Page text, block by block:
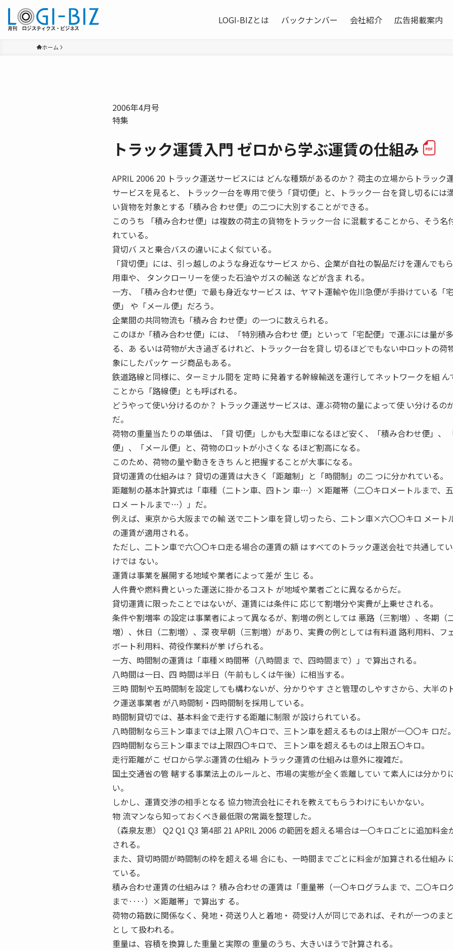
LOGI-BIZとは バックナンバー 会社紹介 広告掲載案内
ホーム
2006年4月号
特集
トラック運賃入門 ゼロから学ぶ運賃の仕組み
APRIL 2006 20 トラック運送サービスには どんな種類があるのか？ 荷主の立場からトラック
サービスを見ると、 トラック一台を専用で使う「貸切便」と、トラック一 台を貸し切るには
い貨物を対象とする「積み合 わせ便」の二つに大別することができる。
このうち 「積み合わせ便」は複数の荷主の貨物をトラック一台 に混載することから、そう名
れている。
貸切バ スと乗合バスの違いによく似ている。
「貸切便」には、引っ越しのような身近なサービス から、企業が自社の製品だけを運んでも
用車や、 タンクローリーを使った石油やガスの輸送 などが含ま れる。
一方、「積み合わせ便」で最も身近なサービス は、ヤマト運輸や佐川急便が手掛けている「
便」 や「メール便」だろう。
企業間の共同物流も「積み合 わせ便」の一つに数えられる。
このほか「積み合わせ便」には、「特別積み合わせ 便」といって「宅配便」で運ぶには量が
る、あ るいは荷物が大き過ぎるけれど、トラック一台を貸し 切るほどでもない中ロットの荷
象にしたパッケ ージ商品もある。
鉄道路線と同様に、ターミナル間を 定時 に発着する幹線輸送を運行してネットワークを組 ん
ことから「路線便」とも呼ばれる。
どうやって使い分けるのか？ トラック運送サービスは、運ぶ荷物の量によって使 い分けるの
だ。
荷物の重量当たりの単価は、「貸 切便」しかも大型車になるほど安く、「積み合わせ便」、
便」、「メール便」と、荷物のロットが小さくな るほど割高になる。
このため、荷物の量や動きをきち んと把握することが大事になる。
貸切運賃の仕組みは？ 貸切の運賃は大きく「距離制」と「時間制」の二 つに分かれている。
距離制の基本計算式は「車種（二トン車、四トン 車…）×距離帯（二〇キロメートルまで、
ロメ ートルまで…）」だ。
例えば、東京から大阪までの輸 送で二トン車を貸し切ったら、二トン車×六〇〇キロ メート
の運賃が適用される。
ただし、二トン車で六〇〇キロ走る場合の運賃の額 はすべてのトラック運送会社で共通して
けでは ない。
運賃は事業を展開する地域や業者によって差が 生じ る。
人件費や燃料費といった運送に掛かるコスト が地域や業者ごとに異なるからだ。
貸切運賃に限ったことではないが、運賃には条件に 応じて割増分や実費が上乗せされる。
条件や割増率 の設定は事業者によって異なるが、割増の例としては 悪路（三割増）、冬期（
増）、休日（二割増）、深 夜早朝（三割増）があり、実費の例としては有料道 路利用料、フ
ボート利用料、荷役作業料が挙 げられる。
一方、時間制の運賃は「車種×時間帯（八時間ま で、四時間まで）」で算出される。
八時間は一日、四 時間は半日（午前もしくは午後）に相当する。
三時 間制や五時間制を設定しても構わないが、分かりやす さと管理のしやすさから、大半の
ク運送事業者 が八時間制・四時間制を採用している。
時間制貸切では、基本料金で走行する距離に制限 が設けられている。
八時間制なら三トン車までは上限 八〇キロで、三トン車を超えるものは上限が一〇〇キ ロだ。
四時間制なら三トン車までは上限四〇キロで、 三トン車を超えるものは上限五〇キロ。
走行距離がこ ゼロから学ぶ運賃の仕組み トラック運賃の仕組みは意外に複雑だ。
国土交通省の管 轄する事業法上のルールと、市場の実態が全く乖離してい て素人には分かり
い。
しかし、運賃交渉の相手となる 協力物流会社にそれを教えてもらうわけにもいかない。
物 流マンなら知っておくべき最低限の常識を整理した。
（森泉友恵） Q2 Q1 Q3 第4部 21 APRIL 2006 の範囲を超える場合は一〇キロごとに追加料金
される。
また、貸切時間が時間制の枠を超える場 合にも、一時間までごとに料金が加算される仕組み
ている。
積み合わせ運賃の仕組みは？ 積み合わせの運賃は「重量帯（一〇キログラムま で、二〇キロ
まで‥‥）×距離帯」で算出す る。
荷物の箱数に関係なく、発地・荷送り人と着地・ 荷受け人が同じであれば、それが一つのま
とし て扱われる。
重量は、容積を換算した重量と実際の 重量のうち、大きいほうで計算される。